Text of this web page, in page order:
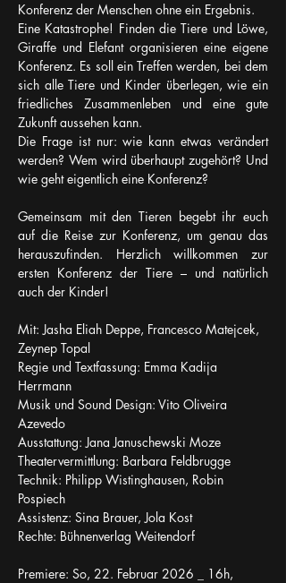
Konferenz der Menschen ohne ein Ergebnis.
Eine Katastrophe! Finden die Tiere und Löwe,
Giraffe und Elefant organisieren eine eigene
Konferenz. Es soll ein Treffen werden, bei dem
sich alle Tiere und Kinder überlegen, wie ein
friedliches Zusammenleben und eine gute
Zukunft aussehen kann.
Die Frage ist nur: wie kann etwas verändert
werden? Wem wird überhaupt zugehört? Und
wie geht eigentlich eine Konferenz?
Gemeinsam mit den Tieren begebt ihr euch
auf die Reise zur Konferenz, um genau das
herauszufinden. Herzlich willkommen zur
ersten Konferenz der Tiere – und natürlich
auch der Kinder!
Mit: Jasha Eliah Deppe, Francesco Matejcek,
Zeynep Topal
Regie und Textfassung: Emma Kadija
Herrmann
Musik und Sound Design: Vito Oliveira
Azevedo
Ausstattung: Jana Januschewski Moze
Theatervermittlung: Barbara Feldbrugge
Technik: Philipp Wistinghausen, Robin
Pospiech
Assistenz: Sina Brauer, Jola Kost
Rechte: Bühnenverlag Weitendorf
Premiere: So, 22. Februar 2026 _ 16h,